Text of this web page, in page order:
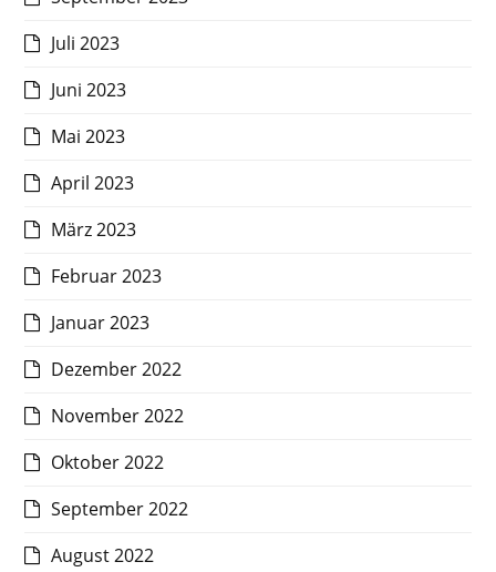
Juli 2023
Juni 2023
Mai 2023
April 2023
März 2023
Februar 2023
Januar 2023
Dezember 2022
November 2022
Oktober 2022
September 2022
August 2022